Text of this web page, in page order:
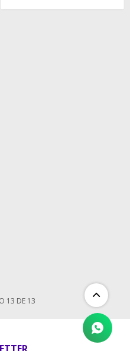
13 DE 13